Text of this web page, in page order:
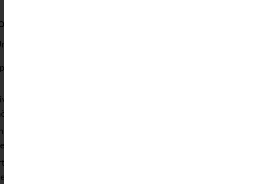
einem Mietplotter?
in den folgenden Branchen eine attraktive Lösung:
und technische Zeichnungen im Großformat lassen sich
und detailreiche Plakate oder Werbegrafiken benötigen präzise
Hochwertige Schwarz-Weiß-Drucke von Plänen und
Farbdrucke und Pläne für Inneneinrichtung und Raumplanung